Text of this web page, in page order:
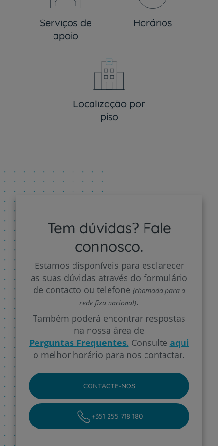
Serviços de
apoio
Horários
Localização por
piso
Tem dúvidas? Fale
connosco.
Estamos disponíveis para esclarecer
as suas dúvidas através do formulário
de contacto ou telefone (chamada para a
rede fixa nacional).
Também poderá encontrar respostas
na nossa área de
Perguntas Frequentes. Consulte aqui
o melhor horário para nos contactar.
CONTACTE-NOS
+351 255 718 180